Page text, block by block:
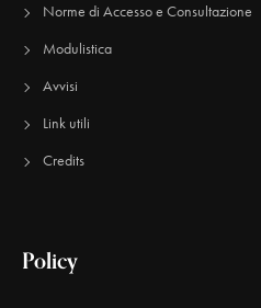
Norme di Accesso e Consultazione
Modulistica
Avvisi
Link utili
Credits
Policy